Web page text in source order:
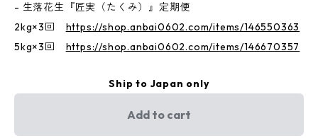
- 生落花生『匠実（たくみ）』定期便
2kg×3回 https://shop.anbai0602.com/items/146550363
5kg×3回 https://shop.anbai0602.com/items/146670357
Ship to Japan only
Add to cart